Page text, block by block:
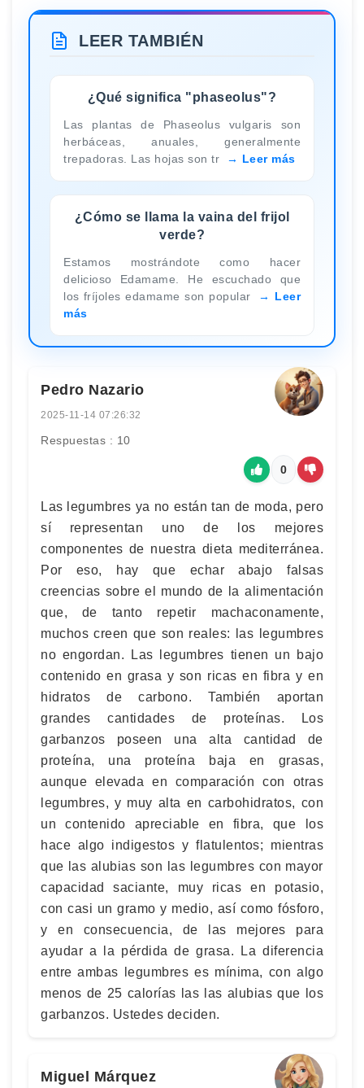
LEER TAMBIÉN
¿Qué significa "phaseolus"?
Las plantas de Phaseolus vulgaris son
herbáceas, anuales, generalmente
trepadoras. Las hojas son tr
Leer más
¿Cómo se llama la vaina del frijol
verde?
Estamos mostrándote como hacer
delicioso Edamame. He escuchado que
los fríjoles edamame son popular
Leer
más
Pedro Nazario
2025-11-14 07:26:32
Respuestas : 10
0
Las legumbres ya no están tan de moda, pero
sí representan uno de los mejores
componentes de nuestra dieta mediterránea.
Por eso, hay que echar abajo falsas
creencias sobre el mundo de la alimentación
que, de tanto repetir machaconamente,
muchos creen que son reales: las legumbres
no engordan. Las legumbres tienen un bajo
contenido en grasa y son ricas en fibra y en
hidratos de carbono. También aportan
grandes cantidades de proteínas. Los
garbanzos poseen una alta cantidad de
proteína, una proteína baja en grasas,
aunque elevada en comparación con otras
legumbres, y muy alta en carbohidratos, con
un contenido apreciable en fibra, que los
hace algo indigestos y flatulentos; mientras
que las alubias son las legumbres con mayor
capacidad saciante, muy ricas en potasio,
con casi un gramo y medio, así como fósforo,
y en consecuencia, de las mejores para
ayudar a la pérdida de grasa. La diferencia
entre ambas legumbres es mínima, con algo
menos de 25 calorías las las alubias que los
garbanzos. Ustedes deciden.
Miguel Márquez